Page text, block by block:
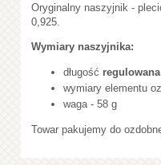
Oryginalny naszyjnik -
0,925.
Wymiary naszyjnika:
długość regulowana
wymiary elementu
waga - 58 g
Towar pakujemy do